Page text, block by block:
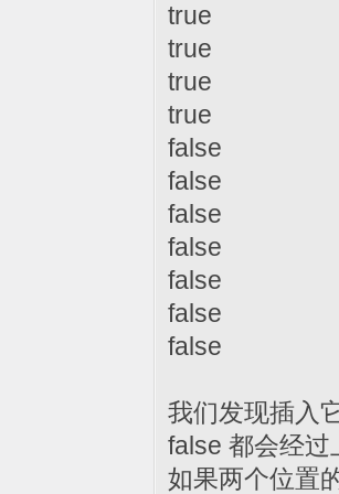
true
true
true
true
false
false
false
false
false
false
false
我们发现插入
false 都会经过
如果两个位置